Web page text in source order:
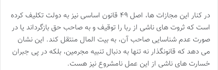
در کنار این مجازات ها، اصل ۴۹ قانون اساسی نیز به دولت تکلیف کرده
است که ثروت های ناشی از ربا را توقیف و به صاحب حق بازگرداند یا در
صورت عدم شناسایی صاحب آن، به بیت المال منتقل کند. این نشان
می دهد که قانونگذار نه تنها به دنبال تنبیه مجرمین، بلکه در پی جبران
خسارت های ناشی از این عمل نامشروع نیز هست.